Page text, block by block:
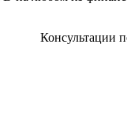
Консультации